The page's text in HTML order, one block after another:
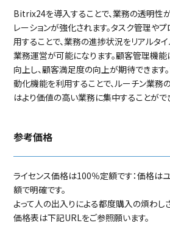
Bitrix24を導入することで、業務の透明性
レーションが強化されます。タスク管理や
用することで、業務の進捗状況をリアルタ
業務運営が可能になります。顧客管理機能
向上し、顧客満足度の向上が期待できます
動化機能を利用することで、ルーチン業務
はより価値の高い業務に集中することがで
参考価格
ライセンス価格は100％定額です：価格は
額で明確です。
よって人の出入りによる都度購入の煩わし
価格表は下記URLをご参照願います。